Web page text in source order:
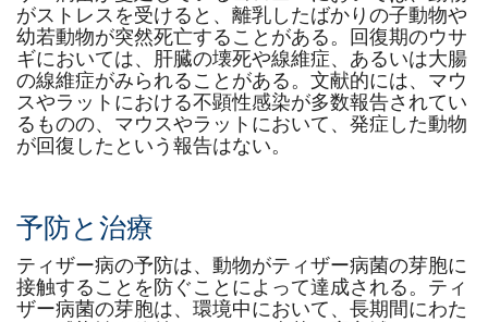
がストレスを受けると、離乳したばかりの子動物や
幼若動物が突然死亡することがある。回復期のウサ
ギにおいては、肝臓の壊死や線維症、あるいは大腸
の線維症がみられることがある。文献的には、マウ
スやラットにおける不顕性感染が多数報告されてい
るものの、マウスやラットにおいて、発症した動物
が回復したという報告はない。
予防と治療
ティザー病の予防は、動物がティザー病菌の芽胞に
接触することを防ぐことによって達成される。ティ
ザー病菌の芽胞は、環境中において、長期間にわた